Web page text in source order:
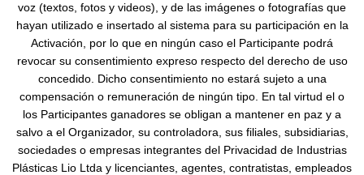
voz (textos, fotos y videos), y de las imágenes o fotografías que
hayan utilizado e insertado al sistema para su participación en la
Activación, por lo que en ningún caso el Participante podrá
revocar su consentimiento expreso respecto del derecho de uso
concedido. Dicho consentimiento no estará sujeto a una
compensación o remuneración de ningún tipo. En tal virtud el o
los Participantes ganadores se obligan a mantener en paz y a
salvo a el Organizador, su controladora, sus filiales, subsidiarias,
sociedades o empresas integrantes del Privacidad de Industrias
Plásticas Lio Ltda y licenciantes, agentes, contratistas, empleados